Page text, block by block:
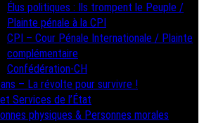
Élus politiques : Ils trompent le Peuple /
Plainte pénale à la CPI
CPI – Cour Pénale Internationale / Plainte
complémentaire
Confédération-CH
– La révolte pour survivre !
Services de l’État
physiques & Personnes morales